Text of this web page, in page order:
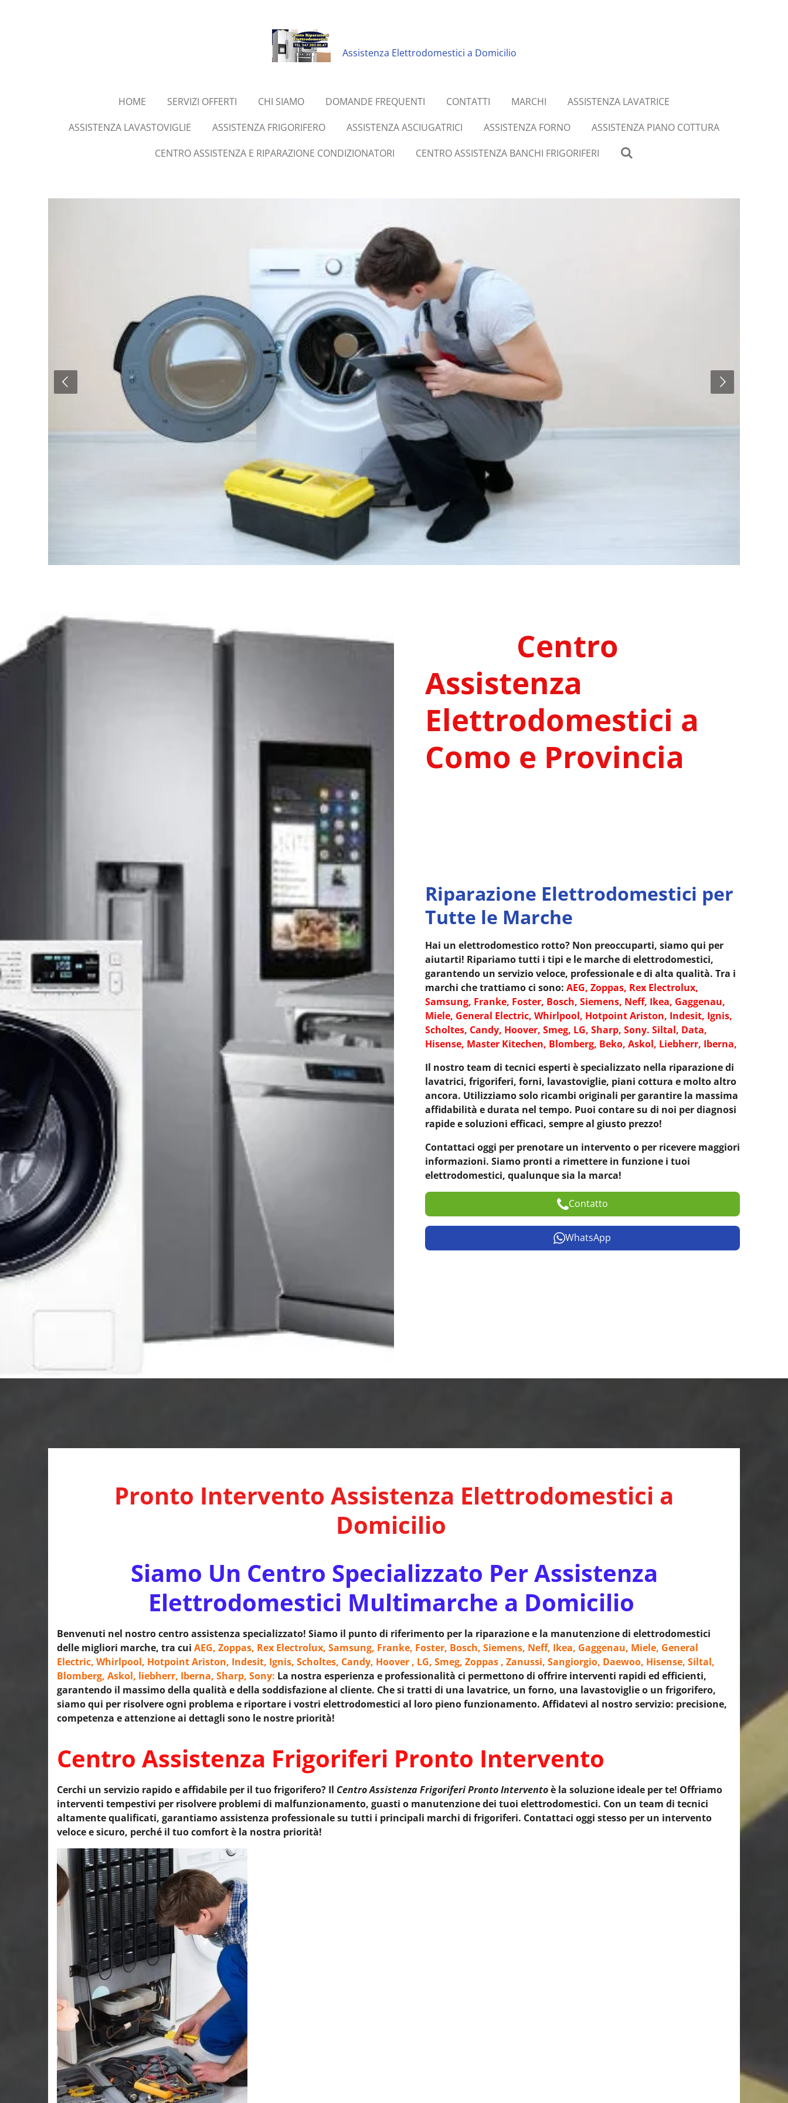
Assistenza Elettrodomestici a Domicilio
HOME SERVIZI OFFERTI CHI SIAMO DOMANDE FREQUENTI CONTATTI MARCHI
ASSISTENZA LAVATRICE
ASSISTENZA LAVASTOVIGLIE
ASSISTENZA FRIGORIFERO ASSISTENZA ASCIUGATRICI ASSISTENZA FORNO
ASSISTENZA PIANO COTTURA
CENTRO ASSISTENZA E RIPARAZIONE CONDIZIONATORI
CENTRO ASSISTENZA BANCHI FRIGORIFERI
Centro
Assistenza
Elettrodomestici a
Como e Provincia
Riparazione Elettrodomestici per
Tutte le Marche
Hai un elettrodomestico rotto? Non preoccuparti, siamo qui per
aiutarti! Ripariamo tutti i tipi e le marche di elettrodomestici,
garantendo un servizio veloce, professionale e di alta qualità. Tra i
marchi che trattiamo ci sono: AEG, Zoppas, Rex Electrolux,
Samsung, Franke, Foster, Bosch, Siemens, Neff, Ikea, Gaggenau,
Miele, General Electric, Whirlpool, Hotpoint Ariston, Indesit, Ignis,
Scholtes, Candy, Hoover, Smeg, LG, Sharp, Sony. Siltal, Data,
Hisense, Master Kitechen, Blomberg, Beko, Askol, Liebherr, Iberna,
Il nostro team di tecnici esperti è specializzato nella riparazione di
lavatrici, frigoriferi, forni, lavastoviglie, piani cottura e molto altro
ancora. Utilizziamo solo ricambi originali per garantire la massima
affidabilità e durata nel tempo. Puoi contare su di noi per diagnosi
rapide e soluzioni efficaci, sempre al giusto prezzo!
Contattaci oggi per prenotare un intervento o per ricevere maggiori
informazioni. Siamo pronti a rimettere in funzione i tuoi
elettrodomestici, qualunque sia la marca!
Contatto
WhatsApp
Pronto Intervento Assistenza Elettrodomestici a
Domicilio
Siamo Un Centro Specializzato Per Assistenza
Elettrodomestici Multimarche a Domicilio
Benvenuti nel nostro centro assistenza specializzato! Siamo il punto di riferimento per la riparazione e la manutenzione di elettrodomestici
delle migliori marche, tra cui AEG, Zoppas, Rex Electrolux, Samsung, Franke, Foster, Bosch, Siemens, Neff, Ikea, Gaggenau, Miele, General
Electric, Whirlpool, Hotpoint Ariston, Indesit, Ignis, Scholtes, Candy, Hoover , LG, Smeg, Zoppas , Zanussi, Sangiorgio, Daewoo, Hisense, Siltal,
Blomberg, Askol, liebherr, Iberna, Sharp, Sony: La nostra esperienza e professionalità ci permettono di offrire interventi rapidi ed efficienti,
garantendo il massimo della qualità e della soddisfazione al cliente. Che si tratti di una lavatrice, un forno, una lavastoviglie o un frigorifero,
siamo qui per risolvere ogni problema e riportare i vostri elettrodomestici al loro pieno funzionamento. Affidatevi al nostro servizio: precisione,
competenza e attenzione ai dettagli sono le nostre priorità!
Centro Assistenza Frigoriferi Pronto Intervento
Cerchi un servizio rapido e affidabile per il tuo frigorifero? Il Centro Assistenza Frigoriferi Pronto Interventoè la soluzione ideale per te! Offriamo
interventi tempestivi per risolvere problemi di malfunzionamento, guasti o manutenzione dei tuoi elettrodomestici. Con un team di tecnici
altamente qualificati, garantiamo assistenza professionale su tutti i principali marchi di frigoriferi. Contattaci oggi stesso per un intervento
veloce e sicuro, perché il tuo comfort è la nostra priorità!